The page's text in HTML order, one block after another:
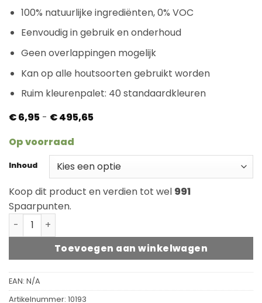
100% natuurlijke ingrediënten, 0% VOC
Eenvoudig in gebruik en onderhoud
Geen overlappingen mogelijk
Kan op alle houtsoorten gebruikt worden
Ruim kleurenpalet: 40 standaardkleuren
€6,95 - €495,65Prijsklasse:
Op voorraad
Inhoud
Koop dit product en verdien tot wel 991
Spaarpunten.
Rubio Monocoat Oil Plus Slate Grey aantal
Toevoegen aan winkelwagen
EAN: N/A
Artikelnummer: 10193